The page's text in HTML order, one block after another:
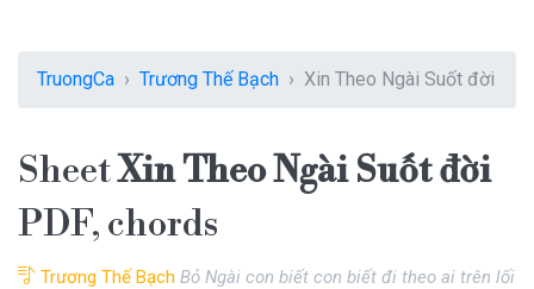
TruongCa Trương Thế Bạch Xin Theo Ngài Suốt đời
SheetXin Theo Ngài Suốt đời
PDF, chords
Trương Thế Bạch Bỏ Ngài con biết con biết đi theo ai trên lối